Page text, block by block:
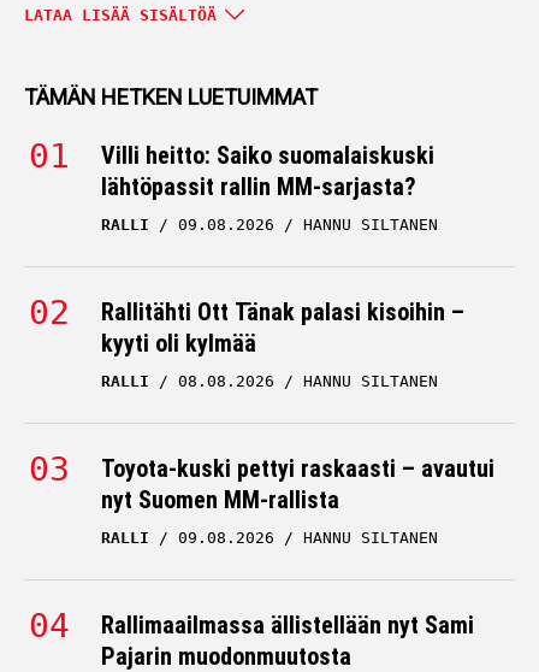
Janni Hussi sai
MM-rallin jälkeen –
JANNI HUSSI
22.07.2026
HANNU SILTANEN
Janni Hussi kohtasi
karun totuuden Viron
MM-rallin jälkeisenä
päivänä
JANNI HUSSI
21.07.2026
Rallimieheltä raju
lausunto Janni Hussista
JANNI HUSSI
16.07.2026
Suomalainen rallikuskille
upea mahdollisuus –
LATAA LISÄÄ SISÄLTÖÄ
TÄMÄN HETKEN LUETUIMMAT
Villi heitto: Saiko suomalaiskuski
lähtöpassit rallin MM-sarjasta?
RALLI 09.08.2026 HANNU SILTANEN
Rallitähti Ott Tänak palasi kisoihin –
kyyti oli kylmää
RALLI 08.08.2026 HANNU SILTANEN
Toyota-kuski pettyi raskaasti – avautui
nyt Suomen MM-rallista
RALLI 09.08.2026 HANNU SILTANEN
Rallimaailmassa ällistellään nyt Sami
Pajarin muodonmuutosta